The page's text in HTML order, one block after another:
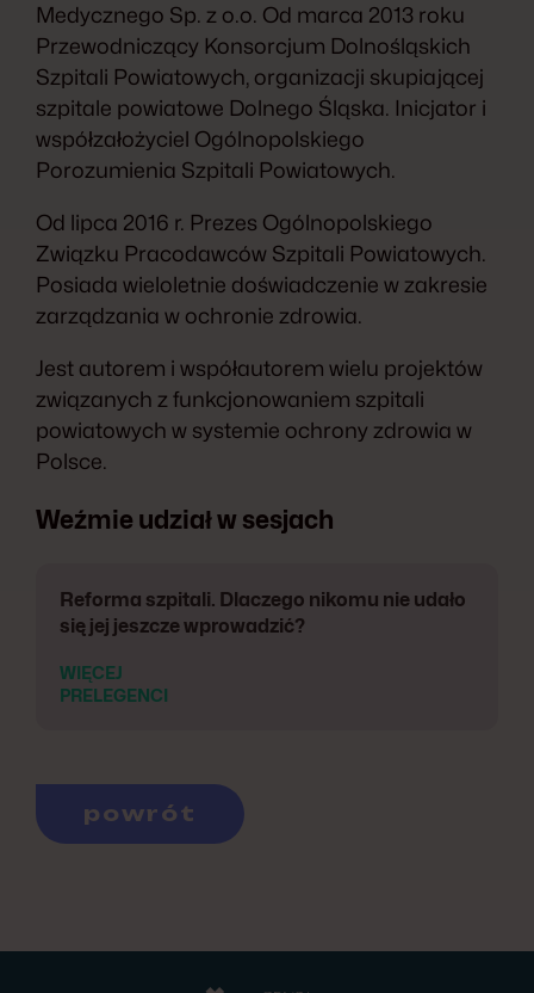
Medycznego Sp. z o.o. Od marca 2013 roku
Przewodniczący Konsorcjum Dolnośląskich
Szpitali Powiatowych, organizacji skupiającej
szpitale powiatowe Dolnego Śląska. Inicjator i
współzałożyciel Ogólnopolskiego
Porozumienia Szpitali Powiatowych.
Od lipca 2016 r. Prezes Ogólnopolskiego
Związku Pracodawców Szpitali Powiatowych.
Posiada wieloletnie doświadczenie w zakresie
zarządzania w ochronie zdrowia.
Jest autorem i współautorem wielu projektów
związanych z funkcjonowaniem szpitali
powiatowych w systemie ochrony zdrowia w
Polsce.
Weźmie udział w sesjach
Reforma szpitali. Dlaczego nikomu nie udało
się jej jeszcze wprowadzić?
WIĘCEJ
PRELEGENCI
powrót